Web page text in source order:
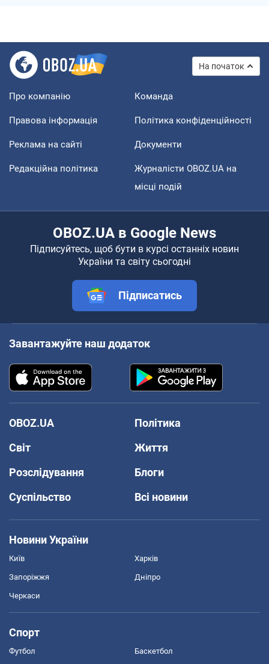
На початок
Про компанію Команда
Правова інформація Політика конфіденційності
Реклама на сайті Документи
Редакційна політика
Журналісти OBOZ.UA на
місці подій
OBOZ.UA в Google News
Підписуйтесь, щоб бути в курсі останніх новин
України та світу сьогодні
Підписатись
Завантажуйте наш додаток
OBOZ.UA
Політика
Світ
Життя
Розслідування
Блоги
Суспільство
Всі новини
Новини України
Київ Харків
Запоріжжя Дніпро
Черкаси
Спорт
Футбол Баскетбол